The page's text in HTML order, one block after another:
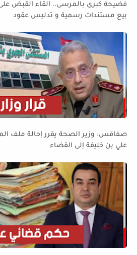
فضيحة كبرى بالمرسى.. القاء القبض
بيع مستندات رسمية و تدليس عقود
صفاقس: وزير الصحة يقرر إحالة ملف
علي بن خليفة إلى القضاء